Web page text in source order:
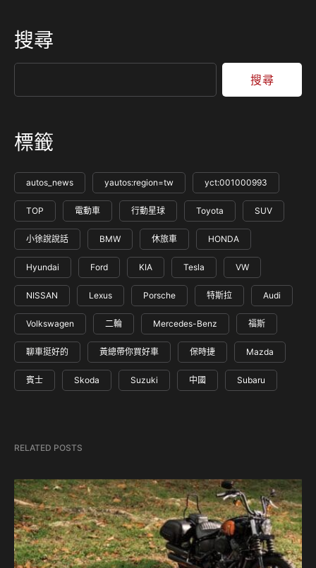
搜尋
搜尋
標籤
autos_news yautos:region=tw yct:001000993
TOP 電動車 行動星球 Toyota SUV
小徐說說話 BMW 休旅車 HONDA
Hyundai Ford KIA Tesla VW
NISSAN Lexus Porsche 特斯拉 Audi
Volkswagen 二輪 Mercedes-Benz 福斯
聊車挺好的 黃總帶你買好車 保時捷 Mazda
賓士 Skoda Suzuki 中國 Subaru
RELATED POSTS